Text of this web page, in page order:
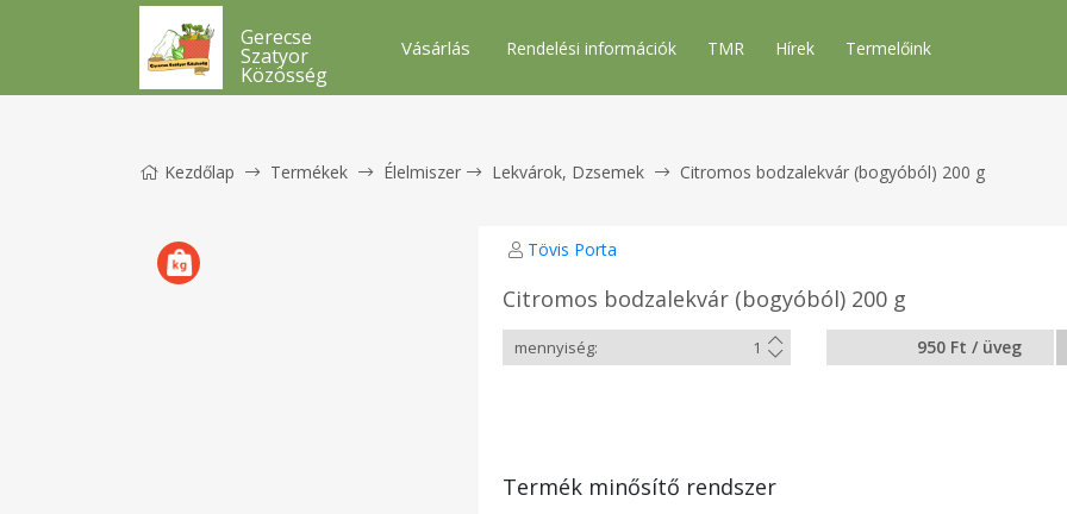
Gerecse
Szatyor
Közösség
Vásárlás Rendelési információk TMR Hírek Termelőink
Kezdőlap Termékek Élelmiszer Lekvárok, Dzsemek Citromos bodzalekvár (bogyóból) 200 g
Tövis Porta
Citromos bodzalekvár (bogyóból) 200 g
950 Ft / üveg
Termék minősítő rendszer